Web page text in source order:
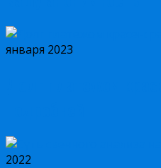
января 2023
2022